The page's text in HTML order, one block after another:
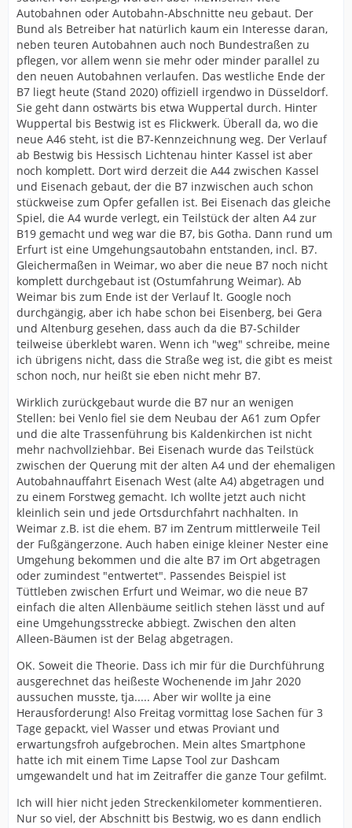
Autobahnen oder Autobahn-Abschnitte neu gebaut. Der
Bund als Betreiber hat natürlich kaum ein Interesse daran,
neben teuren Autobahnen auch noch Bundestraßen zu
pflegen, vor allem wenn sie mehr oder minder parallel zu
den neuen Autobahnen verlaufen. Das westliche Ende der
B7 liegt heute (Stand 2020) offiziell irgendwo in Düsseldorf.
Sie geht dann ostwärts bis etwa Wuppertal durch. Hinter
Wuppertal bis Bestwig ist es Flickwerk. Überall da, wo die
neue A46 steht, ist die B7-Kennzeichnung weg. Der Verlauf
ab Bestwig bis Hessisch Lichtenau hinter Kassel ist aber
noch komplett. Dort wird derzeit die A44 zwischen Kassel
und Eisenach gebaut, der die B7 inzwischen auch schon
stückweise zum Opfer gefallen ist. Bei Eisenach das gleiche
Spiel, die A4 wurde verlegt, ein Teilstück der alten A4 zur
B19 gemacht und weg war die B7, bis Gotha. Dann rund um
Erfurt ist eine Umgehungsautobahn entstanden, incl. B7.
Gleichermaßen in Weimar, wo aber die neue B7 noch nicht
komplett durchgebaut ist (Ostumfahrung Weimar). Ab
Weimar bis zum Ende ist der Verlauf lt. Google noch
durchgängig, aber ich habe schon bei Eisenberg, bei Gera
und Altenburg gesehen, dass auch da die B7-Schilder
teilweise überklebt waren. Wenn ich "weg" schreibe, meine
ich übrigens nicht, dass die Straße weg ist, die gibt es meist
schon noch, nur heißt sie eben nicht mehr B7.
Wirklich zurückgebaut wurde die B7 nur an wenigen
Stellen: bei Venlo fiel sie dem Neubau der A61 zum Opfer
und die alte Trassenführung bis Kaldenkirchen ist nicht
mehr nachvollziehbar. Bei Eisenach wurde das Teilstück
zwischen der Querung mit der alten A4 und der ehemaligen
Autobahnauffahrt Eisenach West (alte A4) abgetragen und
zu einem Forstweg gemacht. Ich wollte jetzt auch nicht
kleinlich sein und jede Ortsdurchfahrt nachhalten. In
Weimar z.B. ist die ehem. B7 im Zentrum mittlerweile Teil
der Fußgängerzone. Auch haben einige kleiner Nester eine
Umgehung bekommen und die alte B7 im Ort abgetragen
oder zumindest "entwertet". Passendes Beispiel ist
Tüttleben zwischen Erfurt und Weimar, wo die neue B7
einfach die alten Allenbäume seitlich stehen lässt und auf
eine Umgehungsstrecke abbiegt. Zwischen den alten
Alleen-Bäumen ist der Belag abgetragen.
OK. Soweit die Theorie. Dass ich mir für die Durchführung
ausgerechnet das heißeste Wochenende im Jahr 2020
aussuchen musste, tja..... Aber wir wollte ja eine
Herausforderung! Also Freitag vormittag lose Sachen für 3
Tage gepackt, viel Wasser und etwas Proviant und
erwartungsfroh aufgebrochen. Mein altes Smartphone
hatte ich mit einem Time Lapse Tool zur Dashcam
umgewandelt und hat im Zeitraffer die ganze Tour gefilmt.
Ich will hier nicht jeden Streckenkilometer kommentieren.
Nur so viel, der Abschnitt bis Bestwig, wo es dann endlich